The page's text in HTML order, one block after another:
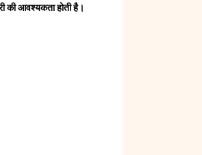
की आवश्यकता होती है।